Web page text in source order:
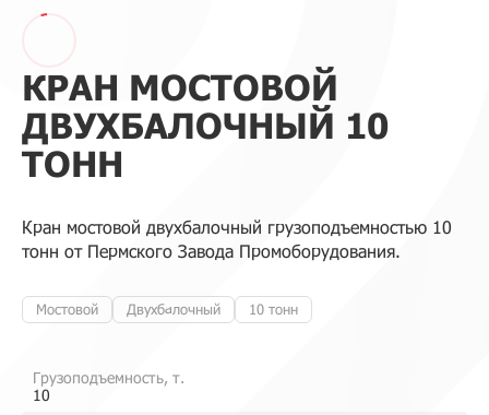
КРАН МОСТОВОЙ
ДВУХБАЛОЧНЫЙ 10
ТОНН
Кран мостовой двухбалочный грузоподъемностью 10
тонн от Пермского Завода Промоборудования.
Мостовой Двухбалочный 10 тонн
Грузоподъемность, т.
10